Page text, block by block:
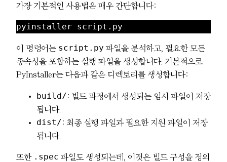
가장 기본적인 사용법은 매우 간단합니다:
pyinstaller script.py
이 명령어는 script.py 파일을 분석하고, 필요한 모든
종속성을 포함하는 실행 파일을 생성합니다. 기본적으로
PyInstaller는 다음과 같은 디렉토리를 생성합니다:
build/: 빌드 과정에서 생성되는 임시 파일이 저장
됩니다.
dist/: 최종 실행 파일과 필요한 지원 파일이 저장
됩니다.
또한 .spec 파일도 생성되는데, 이것은 빌드 구성을 정의